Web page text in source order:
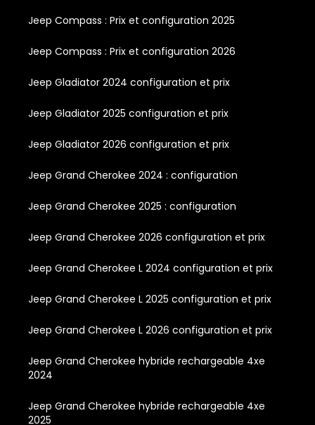
Jeep Compass : Prix et configuration 2025
Jeep Compass : Prix et configuration 2026
Jeep Gladiator 2024 configuration et prix
Jeep Gladiator 2025 configuration et prix
Jeep Gladiator 2026 configuration et prix
Jeep Grand Cherokee 2024 : configuration
Jeep Grand Cherokee 2025 : configuration
Jeep Grand Cherokee 2026 configuration et prix
Jeep Grand Cherokee L 2024 configuration et prix
Jeep Grand Cherokee L 2025 configuration et prix
Jeep Grand Cherokee L 2026 configuration et prix
Jeep Grand Cherokee hybride rechargeable 4xe
2024
Jeep Grand Cherokee hybride rechargeable 4xe
2025